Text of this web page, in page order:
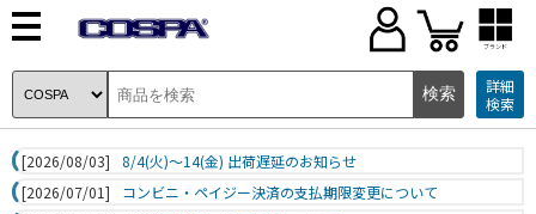
ブランド
詳細
検索
[2026/08/03]
8/4(火)～14(金) 出荷遅延のお知らせ
[2026/07/01]
コンビニ・ペイジー決済の支払期限変更について